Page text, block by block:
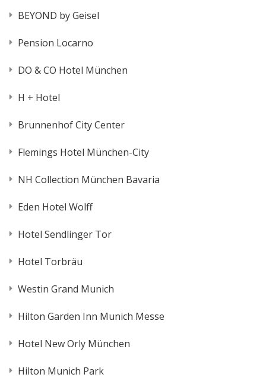
BEYOND by Geisel
Pension Locarno
DO & CO Hotel München
H + Hotel
Brunnenhof City Center
Flemings Hotel München-City
NH Collection München Bavaria
Eden Hotel Wolff
Hotel Sendlinger Tor
Hotel Torbräu
Westin Grand Munich
Hilton Garden Inn Munich Messe
Hotel New Orly München
Hilton Munich Park